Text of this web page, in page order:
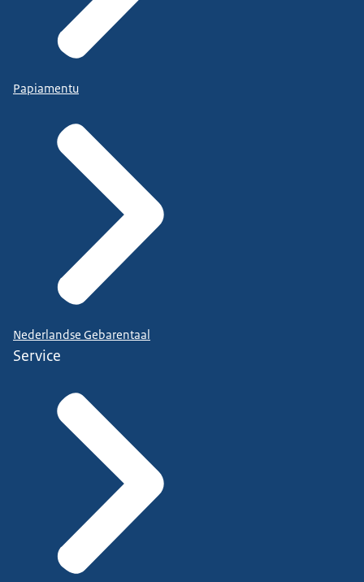
Papiamentu
Nederlandse Gebarentaal
Service